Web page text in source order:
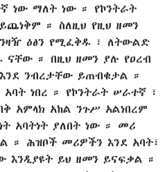
ነው ማለት ነው ። የኮንትራት
። ስለዚህ የዚህ ዘመን
ዕፅን የሚፈቅዱ ፣ ለትውልድ
። በዚህ ዘመን ያሉ የዐረብ
ንብረታቸው ይጠብቁታል ።
ነበረ ። የኮንትራት ሠራተኛ ፣
አምላክ አከል ንጉሥ አልነበረም
አባትነት ያለበት ነው ። መሪ
። ሕዝቦች መሪዎችን እንደ አባት፣
ይህ ዘመን ይናፍቃል ።